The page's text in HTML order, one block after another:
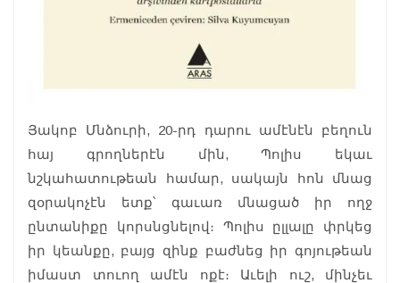
Յակոբ Մնձուրի, 20-րդ դարու ամէնէն բեղուն
հայ գրողներէն մին, Պոլիս եկաւ
նշկահատութեան համար, սակայն հոն մնաց
զօրակոչէն ետք՝ գաւառ մնացած իր ողջ
ընտանիքը կորսնցնելով։ Պոլիս ըլլալը փրկեց
իր կեանքը, բայց զինք բաժնեց իր գոյութեան
իմաստ տուող ամէն ոքէ։ Աւելի ուշ, մինչեւ